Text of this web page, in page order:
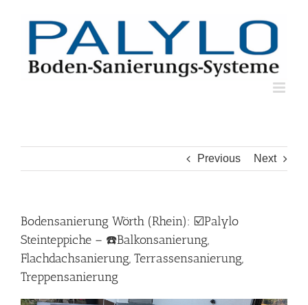
Previous Next
Bodensanierung Wörth (Rhein): ☑️Palylo
Steinteppiche – ☎️Balkonsanierung,
Flachdachsanierung, Terrassensanierung,
Treppensanierung